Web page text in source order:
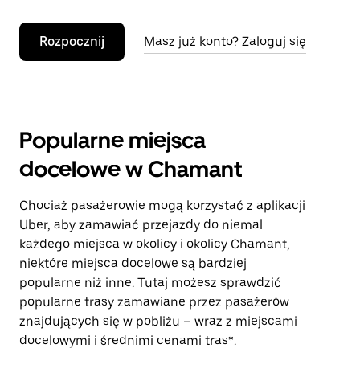
Rozpocznij Masz już konto? Zaloguj się
Popularne miejsca
docelowe w Chamant
Chociaż pasażerowie mogą korzystać z aplikacji
Uber, aby zamawiać przejazdy do niemal
każdego miejsca w okolicy i okolicy Chamant,
niektóre miejsca docelowe są bardziej
popularne niż inne. Tutaj możesz sprawdzić
popularne trasy zamawiane przez pasażerów
znajdujących się w pobliżu – wraz z miejscami
docelowymi i średnimi cenami tras*.